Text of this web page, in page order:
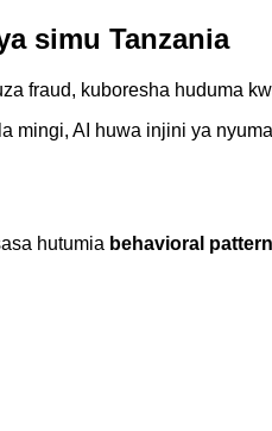
simu Tanzania
fraud, kuboresha huduma
AI huwa injini ya
hutumia behavioral